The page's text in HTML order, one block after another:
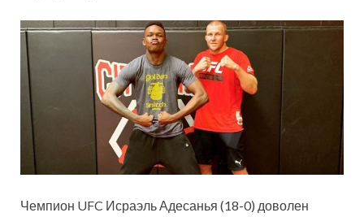
Чемпион UFC Исраэль Адесанья (18-0) доволен